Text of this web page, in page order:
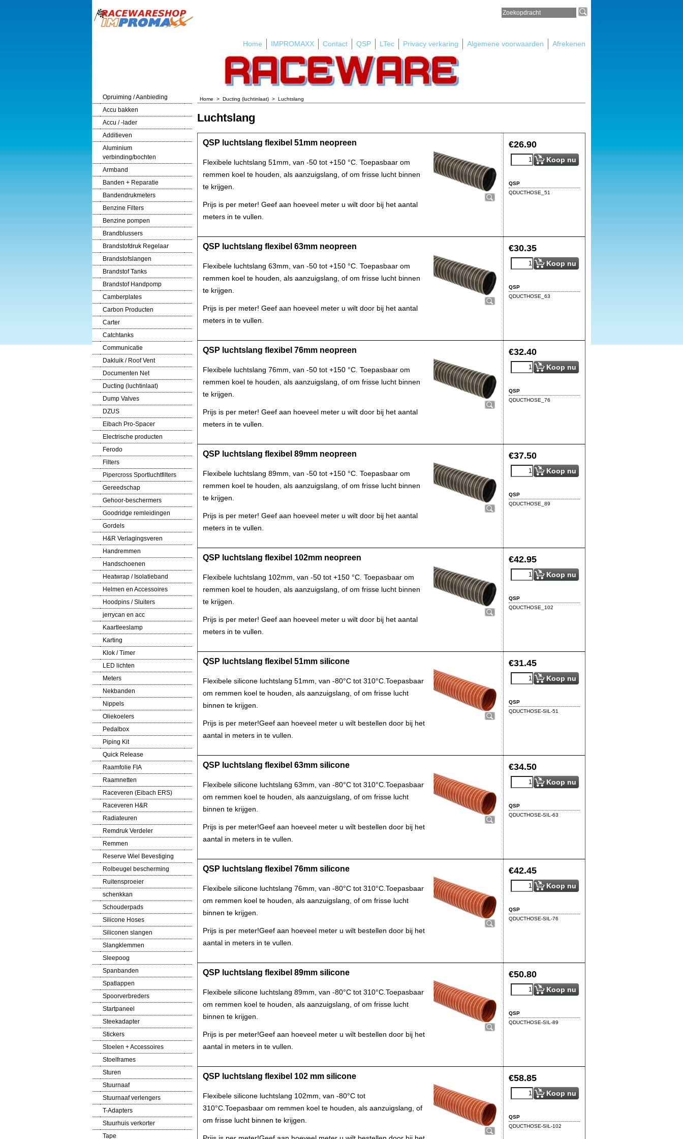
Home IMPROMAXX Contact QSP LTec Privacy verkaring Algemene voorwaarden Afrekenen
Opruiming / Aanbieding
Accu bakken
Accu / -lader
Additieven
Aluminium
verbinding/bochten
Armband
Banden + Reparatie
Bandendrukmeters
Benzine Filters
Benzine pompen
Brandblussers
Brandstofdruk Regelaar
Brandstofslangen
Brandstof Tanks
Brandstof Handpomp
Camberplates
Carbon Producten
Carter
Catchtanks
Communicatie
Dakluik / Roof Vent
Documenten Net
Ducting (luchtinlaat)
Dump Valves
DZUS
Eibach Pro-Spacer
Electrische producten
Ferodo
Filters
Pipercross Sportluchtfilters
Gereedschap
Gehoor-beschermers
Goodridge remleidingen
Gordels
H&R Verlagingsveren
Handremmen
Handschoenen
Heatwrap / Isolatieband
Helmen en Accessoires
Hoodpins / Sluiters
jerrycan en acc
Kaartleeslamp
Karting
Klok / Timer
LED lichten
Meters
Nekbanden
Nippels
Oliekoelers
Pedalbox
Piping Kit
Quick Release
Raamfolie FIA
Raamnetten
Raceveren (Eibach ERS)
Raceveren H&R
Radiateuren
Remdruk Verdeler
Remmen
Reserve Wiel Bevestiging
Rolbeugel bescherming
Ruitensproeier
schenkkan
Schouderpads
Silicone Hoses
Siliconen slangen
Slangklemmen
Sleepoog
Spanbanden
Spatlappen
Spoorverbreders
Startpaneel
Steekadapter
Stickers
Stoelen + Accessoires
Stoelframes
Sturen
Stuurnaaf
Stuurnaaf verlengers
T-Adapters
Stuurhuis verkorter
Tape
Home > Ducting (luchtinlaat) > Luchtslang
Luchtslang
€26.90
Koop nu
QSP
QDUCTHOSE_51
QSP luchtslang flexibel 51mm neopreen
Flexibele luchtslang 51mm, van -50 tot +150 °C. Toepasbaar om
remmen koel te houden, als aanzuigslang, of om frisse lucht binnen
te krijgen.
Prijs is per meter! Geef aan hoeveel meter u wilt door bij het aantal
meters in te vullen.
€30.35
Koop nu
QSP
QDUCTHOSE_63
QSP luchtslang flexibel 63mm neopreen
Flexibele luchtslang 63mm, van -50 tot +150 °C. Toepasbaar om
remmen koel te houden, als aanzuigslang, of om frisse lucht binnen
te krijgen.
Prijs is per meter! Geef aan hoeveel meter u wilt door bij het aantal
meters in te vullen.
€32.40
Koop nu
QSP
QDUCTHOSE_76
QSP luchtslang flexibel 76mm neopreen
Flexibele luchtslang 76mm, van -50 tot +150 °C. Toepasbaar om
remmen koel te houden, als aanzuigslang, of om frisse lucht binnen
te krijgen.
Prijs is per meter! Geef aan hoeveel meter u wilt door bij het aantal
meters in te vullen.
€37.50
Koop nu
QSP
QDUCTHOSE_89
QSP luchtslang flexibel 89mm neopreen
Flexibele luchtslang 89mm, van -50 tot +150 °C. Toepasbaar om
remmen koel te houden, als aanzuigslang, of om frisse lucht binnen
te krijgen.
Prijs is per meter! Geef aan hoeveel meter u wilt door bij het aantal
meters in te vullen.
€42.95
Koop nu
QSP
QDUCTHOSE_102
QSP luchtslang flexibel 102mm neopreen
Flexibele luchtslang 102mm, van -50 tot +150 °C. Toepasbaar om
remmen koel te houden, als aanzuigslang, of om frisse lucht binnen
te krijgen.
Prijs is per meter! Geef aan hoeveel meter u wilt door bij het aantal
meters in te vullen.
€31.45
Koop nu
QSP
QDUCTHOSE-SIL-51
QSP luchtslang flexibel 51mm silicone
Flexibele silicone luchtslang 51mm, van -80°C tot 310°C.Toepasbaar
om remmen koel te houden, als aanzuigslang, of om frisse lucht
binnen te krijgen.
Prijs is per meter!Geef aan hoeveel meter u wilt bestellen door bij het
aantal in meters in te vullen.
€34.50
Koop nu
QSP
QDUCTHOSE-SIL-63
QSP luchtslang flexibel 63mm silicone
Flexibele silicone luchtslang 63mm, van -80°C tot 310°C.Toepasbaar
om remmen koel te houden, als aanzuigslang, of om frisse lucht
binnen te krijgen.
Prijs is per meter!Geef aan hoeveel meter u wilt bestellen door bij het
aantal in meters in te vullen.
€42.45
Koop nu
QSP
QDUCTHOSE-SIL-76
QSP luchtslang flexibel 76mm silicone
Flexibele silicone luchtslang 76mm, van -80°C tot 310°C.Toepasbaar
om remmen koel te houden, als aanzuigslang, of om frisse lucht
binnen te krijgen.
Prijs is per meter!Geef aan hoeveel meter u wilt bestellen door bij het
aantal in meters in te vullen.
€50.80
Koop nu
QSP
QDUCTHOSE-SIL-89
QSP luchtslang flexibel 89mm silicone
Flexibele silicone luchtslang 89mm, van -80°C tot 310°C.Toepasbaar
om remmen koel te houden, als aanzuigslang, of om frisse lucht
binnen te krijgen.
Prijs is per meter!Geef aan hoeveel meter u wilt bestellen door bij het
aantal in meters in te vullen.
€58.85
Koop nu
QSP
QDUCTHOSE-SIL-102
QSP luchtslang flexibel 102 mm silicone
Flexibele silicone luchtslang 102mm, van -80°C tot
310°C.Toepasbaar om remmen koel te houden, als aanzuigslang, of
om frisse lucht binnen te krijgen.